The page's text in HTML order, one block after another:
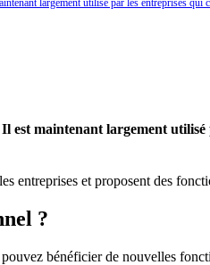
largement utilisé par les entreprises
maintenant largement
entreprises et proposent des
?
bénéficier de nouvelles